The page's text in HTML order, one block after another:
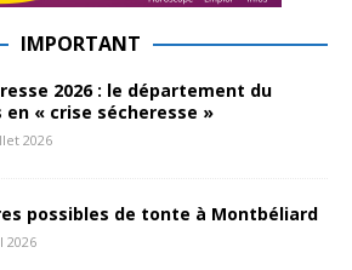
IMPORTANT
2026 : le département du
en « crise sécheresse »
2026
possibles de tonte à Montbéliard
2026